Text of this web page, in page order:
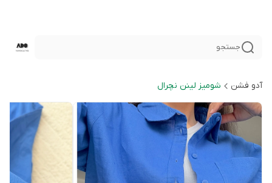
جستجو
آدو فشن شوميز لينن نچرال